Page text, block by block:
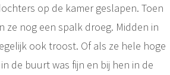
op de kamer geslapen. Toen
nog een spalk droeg. Midden in
ook troost. Of als ze hele hoge
de buurt was fijn en bij hen in de